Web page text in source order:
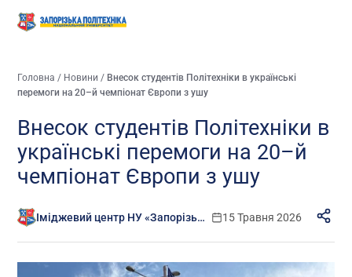
Головна / Новини / Внесок студентів Політехніки в українські
перемоги на 20–й чемпіонат Європи з ушу
Внесок студентів Політехніки в
українські перемоги на 20–й
чемпіонат Європи з ушу
Іміджевий центр НУ «Запорізька політехніка» 15 Травня 2026